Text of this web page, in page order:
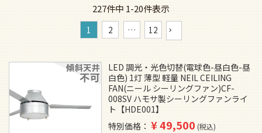
227件中 1-20件表示
1 2 … 12
LED 調光・光色切替(電球色-昼白色-昼
白色) 1灯 薄型 軽量 NEIL CEILING
FAN(ニール シーリングファン)CF-
008SV ハモサ製シーリングファンライ
ト【HDE001】
特別価格
¥49,500 税込